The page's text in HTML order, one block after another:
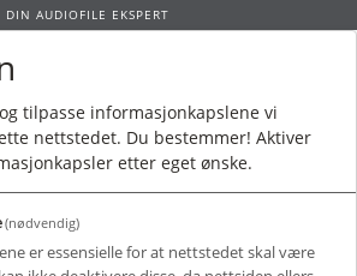
DIN AUDIOFILE EKSPERT
/ Strømkabler / Ansuz Mainz A3
tilpasse informasjonkapslene vi
nettstedet. Du bestemmer! Aktiver
etter eget ønske.
(nødvendig)
er essensielle for at nettstedet skal være